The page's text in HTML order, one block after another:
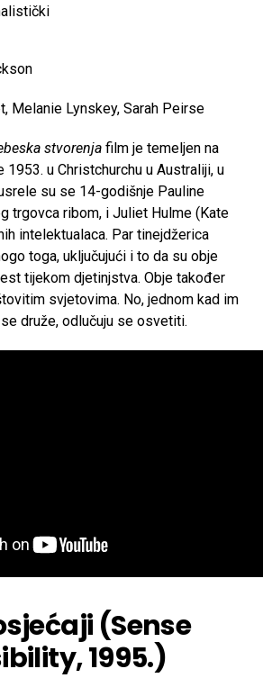
Melanie Lynskey, Sarah Peirse
stvorenja film je temeljen na
1953. u Christchurchu u Australiji, u
su se 14-godišnje Pauline
trgovca ribom, i Juliet Hulme (Kate
intelektualaca. Par tinejdžerica
toga, uključujući i to da su obje
tijekom djetinjstva. Obje također
svjetovima. No, jednom kad im
druže, odlučuju se osvetiti.
(Sense
1995.)